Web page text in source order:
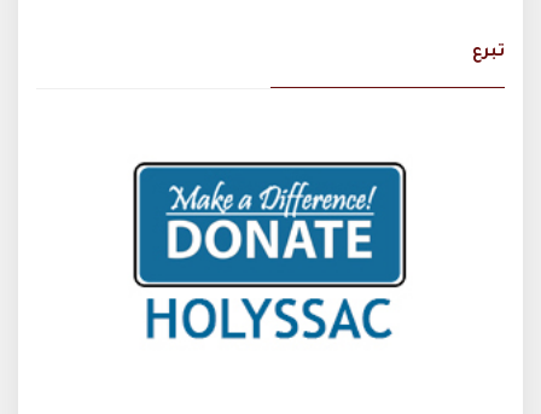
تبرع